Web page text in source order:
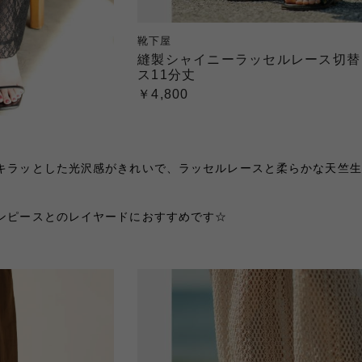
靴下屋
縫製シャイニーラッセルレース切
ス11分丈
￥4,800
ラッとした光沢感がきれいで、ラッセルレースと柔らかな天竺
ピースとのレイヤードにおすすめです☆